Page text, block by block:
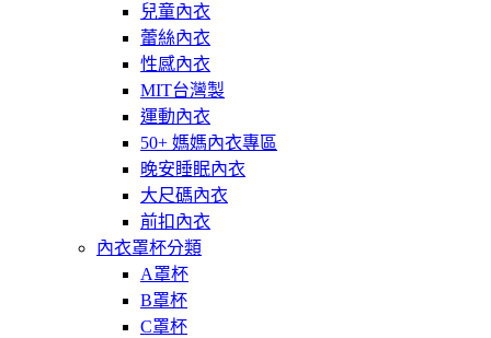
兒童內衣
蕾絲內衣
性感內衣
MIT台灣製
運動內衣
50+ 媽媽內衣專區
晚安睡眠內衣
大尺碼內衣
前扣內衣
內衣罩杯分類
A罩杯
B罩杯
C罩杯